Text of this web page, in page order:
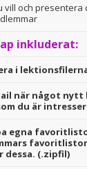
vill och presentera
inkluderat:
i
när något nytt
du är
egna
dessa. (.zipfil)